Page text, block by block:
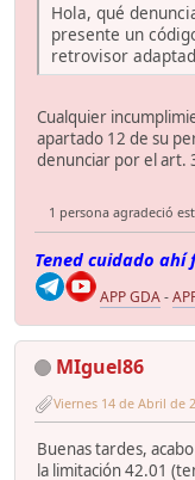
Hola, qué
presente un
retrovisor
Cualquier
apartado 12 de su
denunciar por el art.
1 persona agradeció
Tened cuidado
APP GDA-
MIguel86
Viernes 14 de Abril de
Buenas tardes,
la limitación 42.01